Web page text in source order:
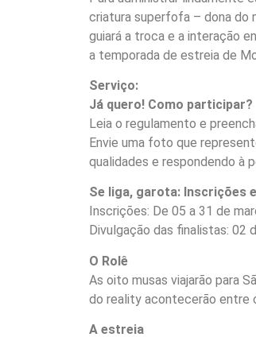
criatura superfofa – dona do
guiará a troca e a interação
a temporada de estreia de
Serviço:
Já quero! Como participar?
Leia o regulamento e
Envie uma foto que
qualidades e respondendo à
Se liga, garota: Inscrições
Inscrições: De 05 a 31 de
Divulgação das finalistas: 02
O Rolê
As oito musas viajarão para
do reality acontecerão entre
A estreia